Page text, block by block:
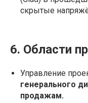
скрытые
6. Области
Управление
генерального
продажам.